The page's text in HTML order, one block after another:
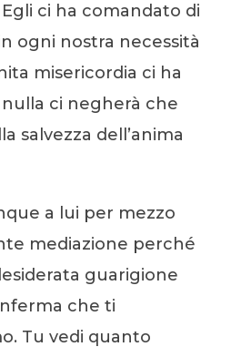
ci ha comandato di
ogni nostra necessità
misericordia ci ha
ci negherà che
salvezza dell’anima
a lui per mezzo
mediazione perché
guarigione
che ti
Tu vedi quanto